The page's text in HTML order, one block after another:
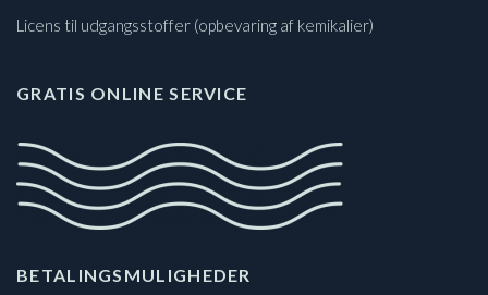
Licens til udgangsstoffer (opbevaring af kemikalier)
GRATIS ONLINE SERVICE
BETALINGSMULIGHEDER